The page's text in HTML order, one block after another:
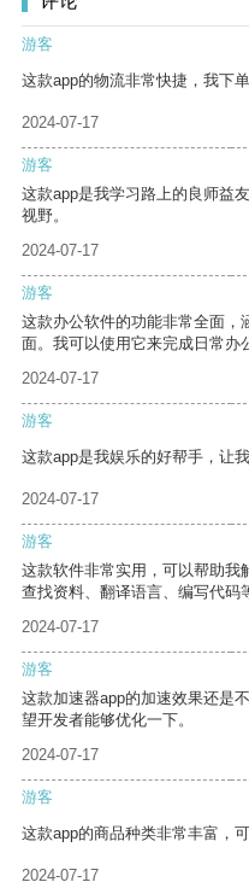
游客
这款app的物流非常快捷，我下
2024-07-17
游客
这款app是我学习路上的良师益
视野。
2024-07-17
游客
这款办公软件的功能非常全面，
面。我可以使用它来完成日常办
2024-07-17
游客
这款app是我娱乐的好帮手，让
2024-07-17
游客
这款软件非常实用，可以帮助我
查找资料、翻译语言、编写代码
2024-07-17
游客
这款加速器app的加速效果还是
望开发者能够优化一下。
2024-07-17
游客
这款app的商品种类非常丰富，
2024-07-17